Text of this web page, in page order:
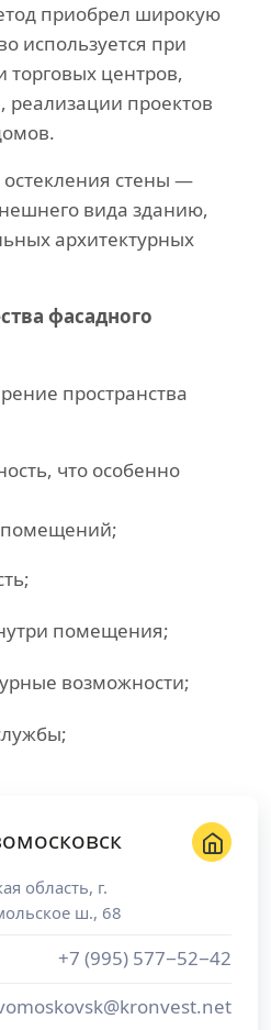
приобрел широкую
используется при
центров,
проектов
стены —
вида зданию,
архитектурных
фасадного
пространства
что особенно
помещения;
возможности;
область, г.
ш., 68
+7 (995) 577−52−42